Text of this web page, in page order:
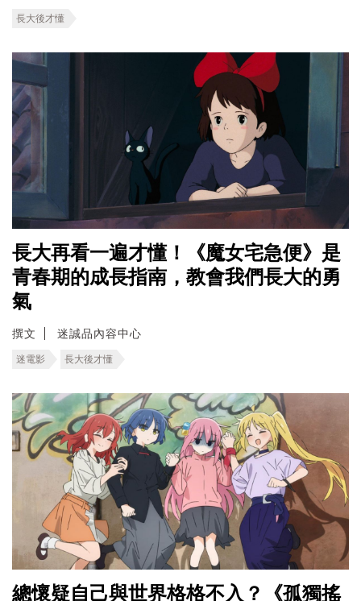
長大後才懂
長大再看一遍才懂！《魔女宅急便》是
青春期的成長指南，教會我們長大的勇
氣
撰文 迷誠品內容中心
迷電影 長大後才懂
總懷疑自己與世界格格不入？《孤獨搖